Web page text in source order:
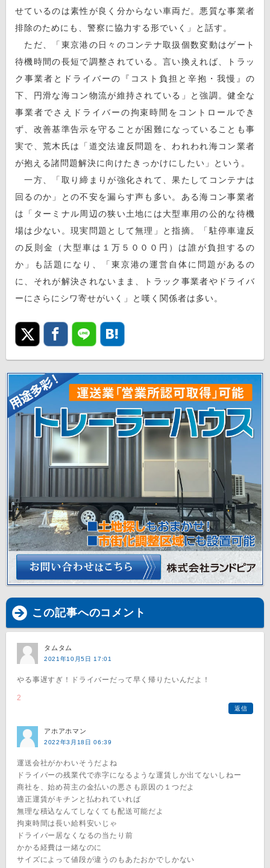
せているのは素性が良く分からない車両だ。悪質な事業者
排除のためにも、警察に協力する形でいく」と話す。
ただ、「東京港の日々のコンテナ取扱個数変動はゲート
待機時間の長短で調整されている。言い換えれば、トラッ
ク事業者とドライバーの『コスト負担と辛抱・我慢』の
下、円滑な海コン物流が維持されている」と強調。健全な
事業者でさえドライバーの拘束時間をコントロールでき
ず、改善基準告示を守ることが困難になっていることも事
実で、荒木氏は「道交法違反問題を、われわれ海コン業者
が抱える諸問題解決に向けたきっかけにしたい」という。
一方、「取り締まりが強化されて、果たしてコンテナは
回るのか」との不安を漏らす声も多い。ある海コン事業者
は「ターミナル周辺の狭い土地には大型車用の公的な待機
場は少ない。現実問題として無理」と指摘。「駐停車違反
の反則金（大型車は１万５０００円）は誰が負担するの
か」も話題になり、「東京港の運営自体に問題があるの
に、それが解決されないまま、トラック事業者やドライバ
ーにさらにシワ寄せがいく」と嘆く関係者は多い。
この記事へのコメント
タムタム
2021年10月5日 17:01
やる事遅すぎ！ドライバーだって早く帰りたいんだよ！
2
返信
アホアホマン
2022年3月18日 06:39
運送会社がかわいそうだよね
ドライバーの残業代で赤字になるような運賃しか出てないしねー
商社を、始め荷主の金払いの悪さも原因の１つだよ
適正運賃がキチンと払われていれば
無理な積込なんてしなくても配送可能だよ
拘束時間は長い給料安いじゃ
ドライバー居なくなるの当たり前
かかる経費は一緒なのに
サイズによって値段が違うのもあたおかでしかない